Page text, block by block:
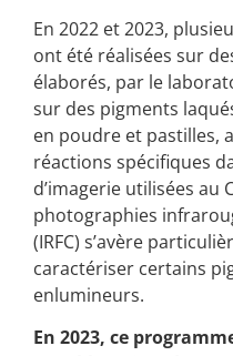
En 2022 et 2023,
ont été réalisées sur
élaborés, par le
sur des pigments
en poudre et pastilles,
réactions spécifiques
d’imagerie utilisées au
photographies
(IRFC) s’avère
caractériser certains
enlumineurs.
En 2023, ce